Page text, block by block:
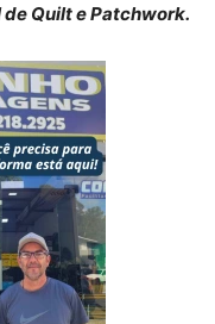
Quilt e Patchwork.